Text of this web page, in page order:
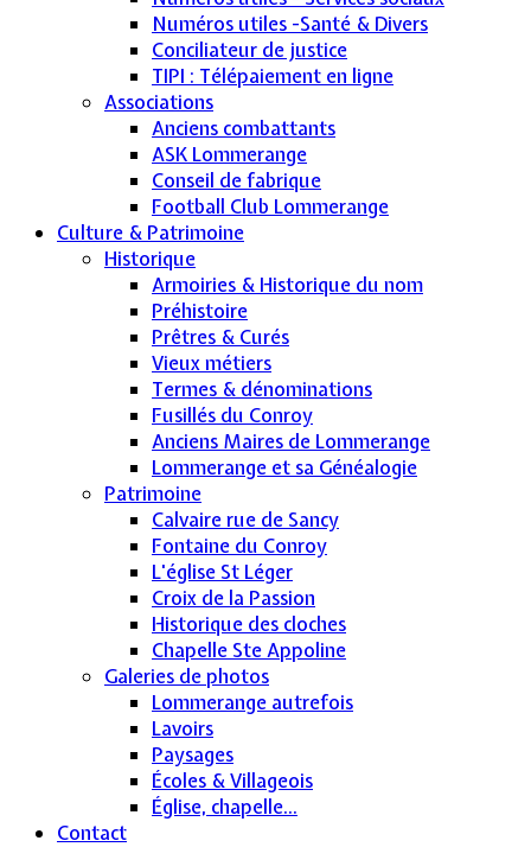
Numéros utiles -Santé & Divers
Conciliateur de justice
TIPI : Télépaiement en ligne
Associations
Anciens combattants
ASK Lommerange
Conseil de fabrique
Football Club Lommerange
Culture & Patrimoine
Historique
Armoiries & Historique du nom
Préhistoire
Prêtres & Curés
Vieux métiers
Termes & dénominations
Fusillés du Conroy
Anciens Maires de Lommerange
Lommerange et sa Généalogie
Patrimoine
Calvaire rue de Sancy
Fontaine du Conroy
L'église St Léger
Croix de la Passion
Historique des cloches
Chapelle Ste Appoline
Galeries de photos
Lommerange autrefois
Lavoirs
Paysages
Écoles & Villageois
Église, chapelle...
Contact